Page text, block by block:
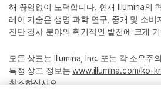
해 끊임없이 노력합니다. 현재 Illumina의
레이 기술은 생명 과학 연구, 중개 및 소비
진단 검사 분야의 획기적인 발전에 크게
모든 상표는 Illumina, Inc. 또는 각 소유주
특정 상표 정보는www.illumina.com/ko-
참조하십시오.